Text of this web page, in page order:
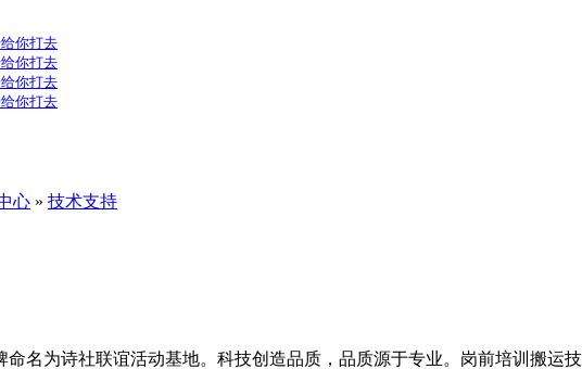
心 » 技术支持
为诗社联谊活动基地。科技创造品质，品质源于专业。岗前培训搬运